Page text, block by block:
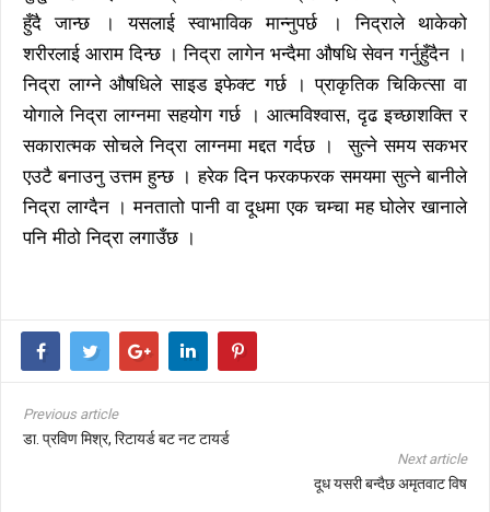
हुँदै जान्छ । यसलाई स्वाभाविक मान्नुपर्छ । निद्राले थाकेको
शरीरलाई आराम दिन्छ । निद्रा लागेन भन्दैमा औषधि सेवन गर्नुहुँदैन ।
निद्रा लाग्ने औषधिले साइड इफेक्ट गर्छ । प्राकृतिक चिकित्सा वा
योगाले निद्रा लाग्नमा सहयोग गर्छ । आत्मविश्वास, दृढ इच्छाशक्ति र
सकारात्मक सोचले निद्रा लाग्नमा मद्दत गर्दछ । सुत्ने समय सकभर
एउटै बनाउनु उत्तम हुन्छ । हरेक दिन फरकफरक समयमा सुत्ने बानीले
निद्रा लाग्दैन । मनतातो पानी वा दूधमा एक चम्चा मह घोलेर खानाले
पनि मीठो निद्रा लगाउँछ ।
Previous article
डा. प्रविण मिश्र, रिटायर्ड बट नट टायर्ड
Next article
दूध यसरी बन्दैछ अमृतवाट विष